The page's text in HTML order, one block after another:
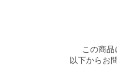
この商品
以下からお